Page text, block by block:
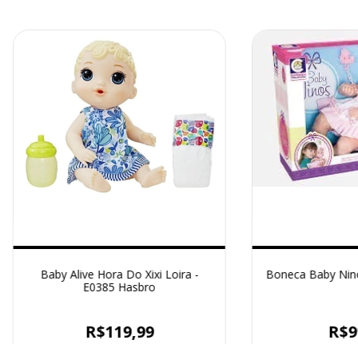
Baby Alive Hora Do Xixi Loira -
E0385 Hasbro
R$119,99
Boneca Baby